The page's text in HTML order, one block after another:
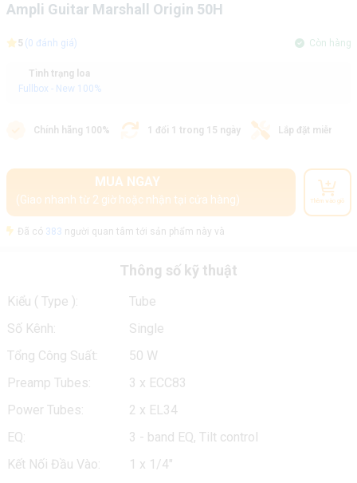
Ampli Guitar Marshall Origin 50H
5 (0 đánh giá) Còn hàng
Tình trạng loa
Fullbox - New 100%
Chính hãng 100% 1 đổi 1 trong 15 ngày Lắp đặt miễn phí
MUA NGAY
(Giao nhanh từ 2 giờ hoặc nhận tại cửa hàng) Thêm vào giỏ
Đã có 383 người quan tâm tới sản phẩm này và
Thông số kỹ thuật
Kiểu ( Type ):
Tube
Số Kênh:
Single
Tổng Công Suất:
50 W
Preamp Tubes:
3 x ECC83
Power Tubes:
2 x EL34
EQ:
3 - band EQ, Tilt control
Kết Nối Đầu Vào:
1 x 1/4"